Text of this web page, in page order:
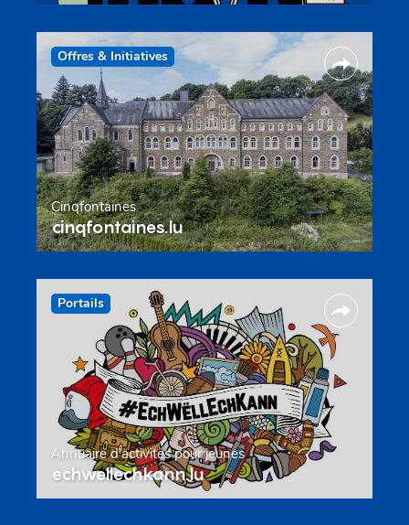
Offres & Initiatives
Cinqfontaines
cinqfontaines.lu
Portails
Annuaire d’activités pour jeunes
echwellechkann.lu